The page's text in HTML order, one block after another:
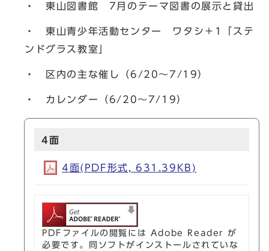
・ 東山図書館 7月のテーマ図書の展示と貸出
・ 東山青少年活動センター ワタシ＋1「ステ
ンドグラス教室」
・ 区内の主な催し（6/20～7/19）
・ カレンダー（6/20～7/19）
4面
4面(PDF形式, 631.39KB)
PDFファイルの閲覧には Adobe Reader が
必要です。同ソフトがインストールされていな